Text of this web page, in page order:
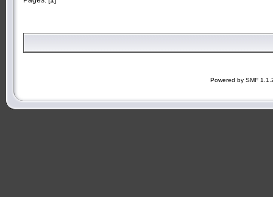
Powered by SMF